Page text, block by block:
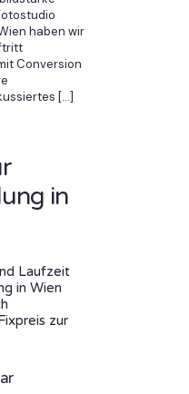
haben wir
Conversion
[…]
in
Laufzeit
in Wien
zur